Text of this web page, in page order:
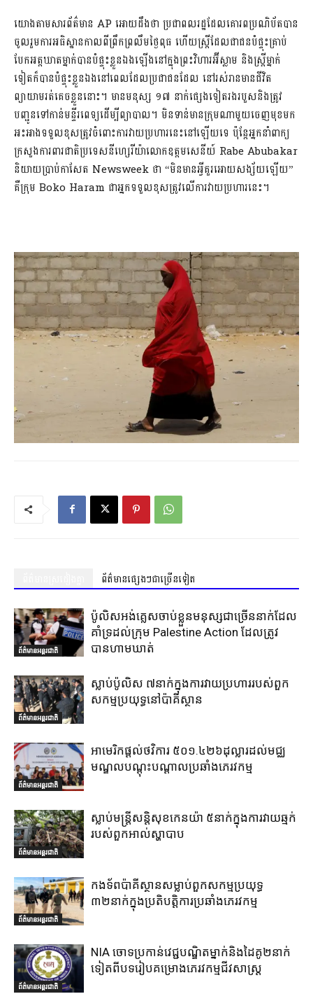
យោងតាមសារព័ត៌មាន AP អោយដឹងថា ប្រជាពលរដ្ឋដែលគោរពប្រណិប័តបាន
ចូលរួមការអធិស្ឋានកាលពីព្រឹកព្រលឹមថ្ងៃពុធ ហើយស្រ្តីដែលជាជនបំផ្ទុះគ្រាប់
បែកអត្តឃាតម្នាក់បានបំផ្ទុះខ្លួនឯងឡើងនៅក្នុងព្រះវិហារអ៊ីស្លាម និងស្រ្តីម្នាក់
ទៀតក៏បានបំផ្ទុះខ្លួនឯងនៅពេលដែលប្រជាជនដែល នៅរស់រានមានជីវិត
ព្យាយាមរត់គេចខ្លួននោះ។ មានមនុស្ស ១៧ នាក់ផ្សេងទៀតរងរបួសនិងត្រូវ
បញ្ជូនទៅកាន់មន្ទីរពេទ្យដើម្បីព្យាបាល។ មិនទាន់មានក្រុមណាមួយចេញមុខមក
អះអាងទទួលខុសត្រូវចំពោះការវាយប្រហារនេះនៅឡើយទេ ប៉ុន្តែអ្នកនាំពាក្យ
ក្រសួងការពារជាតិប្រទេសនីហ្សេរីយ៉ាលោកឧត្តមសេនីយ៍ Rabe Abubakar
និយាយប្រាប់កាសែត Newsweek ថា “មិនមានអ្វីគួរអោយសង្ស័យឡើយ”
គឺក្រុម Boko Haram ជាអ្នកទទួលខុសត្រូវលើការវាយប្រហារនេះ។
ព័ត៌មានផ្សេងៗជាច្រើនទៀត
ព័ត៌មានអន្តរជាតិ
ប៉ូលិសអង់គ្លេសចាប់ខ្លួនមនុស្សជាច្រើននាក់ដែល
គាំទ្រដល់ក្រុម Palestine Action ដែលត្រូវ
បានហាមឃាត់
ព័ត៌មានអន្តរជាតិ
ស្លាប់ប៉ូលិស ៧នាក់ក្នុងការវាយប្រហាររបស់ពួក
សកម្មប្រយុទ្ធនៅប៉ាគីស្ថាន
ព័ត៌មានអន្តរជាតិ
អាមេរិកផ្តល់ថវិការ ៥០១.៤២៦ដុល្លារដល់មជ្ឈ
មណ្ឌលបណ្តុះបណ្តាលប្រឆាំងភេរវកម្ម
ព័ត៌មានអន្តរជាតិ
ស្លាប់មន្ត្រីសន្តិសុខកេនយ៉ា ៥នាក់ក្នុងការវាយឆ្មក់
របស់ពួកអាល់ស្ហាបាប
ព័ត៌មានអន្តរជាតិ
កងទ័ពប៉ាគីស្ថានសម្លាប់ពួកសកម្មប្រយុទ្ធ
៣២នាក់ក្នុងប្រតិបត្តិការប្រឆាំងភេរវកម្ម
ព័ត៌មានអន្តរជាតិ
NIA ចោទប្រកាន់វេជ្ជបណ្ឌិតម្នាក់និងដៃគូ២នាក់
ទៀតពីបទរៀបគម្រោងភេរវកម្មជីវសាស្ត្រ